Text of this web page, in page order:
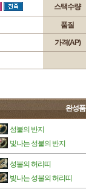
스택수량
품질
가격(AP)
완성품
성불의 반지
빛나는 성불의 반지
성불의 허리띠
빛나는 성불의 허리띠